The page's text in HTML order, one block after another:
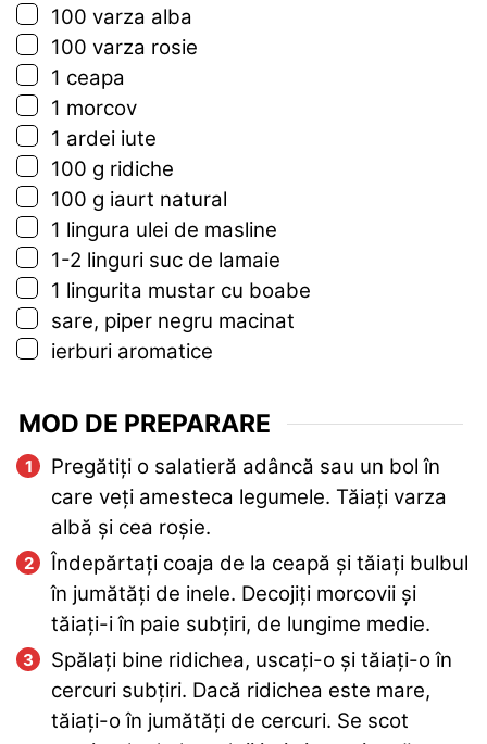
▢
100 varza alba
▢
100 varza rosie
▢
1 ceapa
▢
1 morcov
▢
1 ardei iute
▢
100 g ridiche
▢
100 g iaurt natural
▢
1 lingura ulei de masline
▢
1-2 linguri suc de lamaie
▢
1 lingurita mustar cu boabe
▢
sare, piper negru macinat
▢
ierburi aromatice
MOD DE PREPARARE
Pregătiți o salatieră adâncă sau un bol în
care veți amesteca legumele. Tăiați varza
albă și cea roșie.
Îndepărtați coaja de la ceapă și tăiați bulbul
în jumătăți de inele. Decojiți morcovii și
tăiați-i în paie subțiri, de lungime medie.
Spălați bine ridichea, uscați-o și tăiați-o în
cercuri subțiri. Dacă ridichea este mare,
tăiați-o în jumătăți de cercuri. Se scot